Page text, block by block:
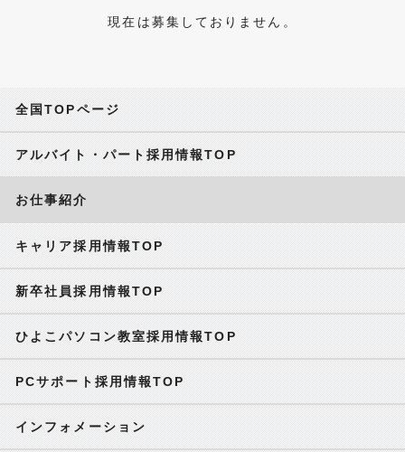
現在は募集しておりません。
全国TOPページ
アルバイト・パート採用情報TOP
お仕事紹介
キャリア採用情報TOP
新卒社員採用情報TOP
ひよこパソコン教室採用情報TOP
PCサポート採用情報TOP
インフォメーション